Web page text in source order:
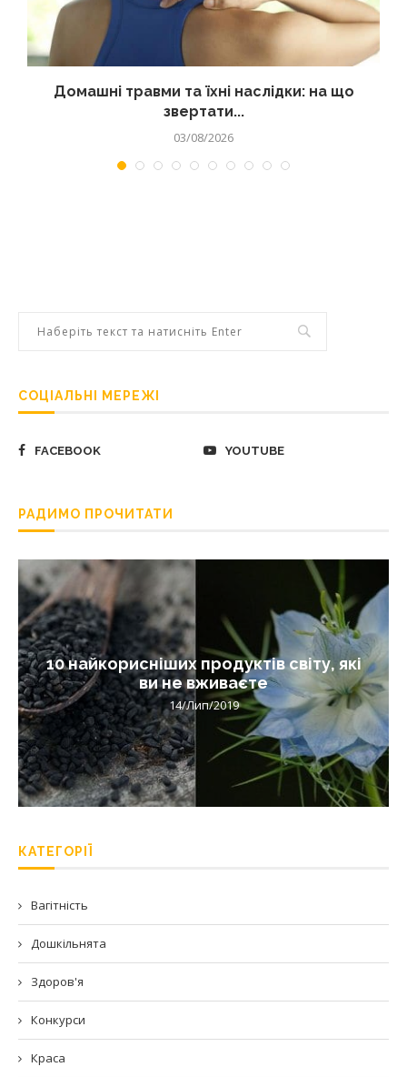
Домашні травми та їхні наслідки: на що
звертати...
03/08/2026
СОЦІАЛЬНІ МЕРЕЖІ
FACEBOOK YOUTUBE
РАДИМО ПРОЧИТАТИ
10 найкорисніших продуктів світу, які
ви не вживаєте
14/Лип/2019
КАТЕГОРІЇ
Вагітність
Дошкільнята
Здоров'я
Конкурси
Краса